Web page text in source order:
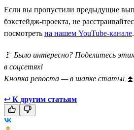
Если вы пропустили предыдущие
бэкстейдж-проекта, не
посмотреть на нашем YouTube-канале.
🚩 Было интересно? Поделитесь
в соцсетях!
Кнопка репоста — в шапке статьи ⏫
↩ К другим статьям